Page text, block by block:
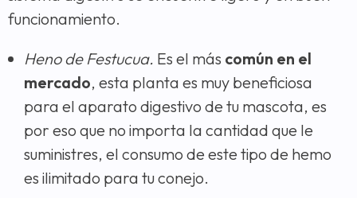
funcionamiento.
Heno de Festucua. Es el más común en el
mercado, esta planta es muy beneficiosa
para el aparato digestivo de tu mascota, es
por eso que no importa la cantidad que le
suministres, el consumo de este tipo de hemo
es ilimitado para tu conejo.